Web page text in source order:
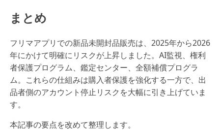
まとめ
フリマアプリでの新品未開封品販売は、2025年から2026
年にかけて明確にリスクが上昇しました。AI監視、権利
者保護プログラム、鑑定センター、全額補償プログラ
ム。これらの仕組みは購入者保護を強化する一方で、出
品者側のアカウント停止リスクを大幅に引き上げていま
す。
本記事の要点を改めて整理します。